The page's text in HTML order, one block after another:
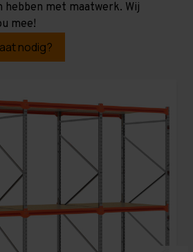
hebben met maatwerk. Wij
mee!
nodig?